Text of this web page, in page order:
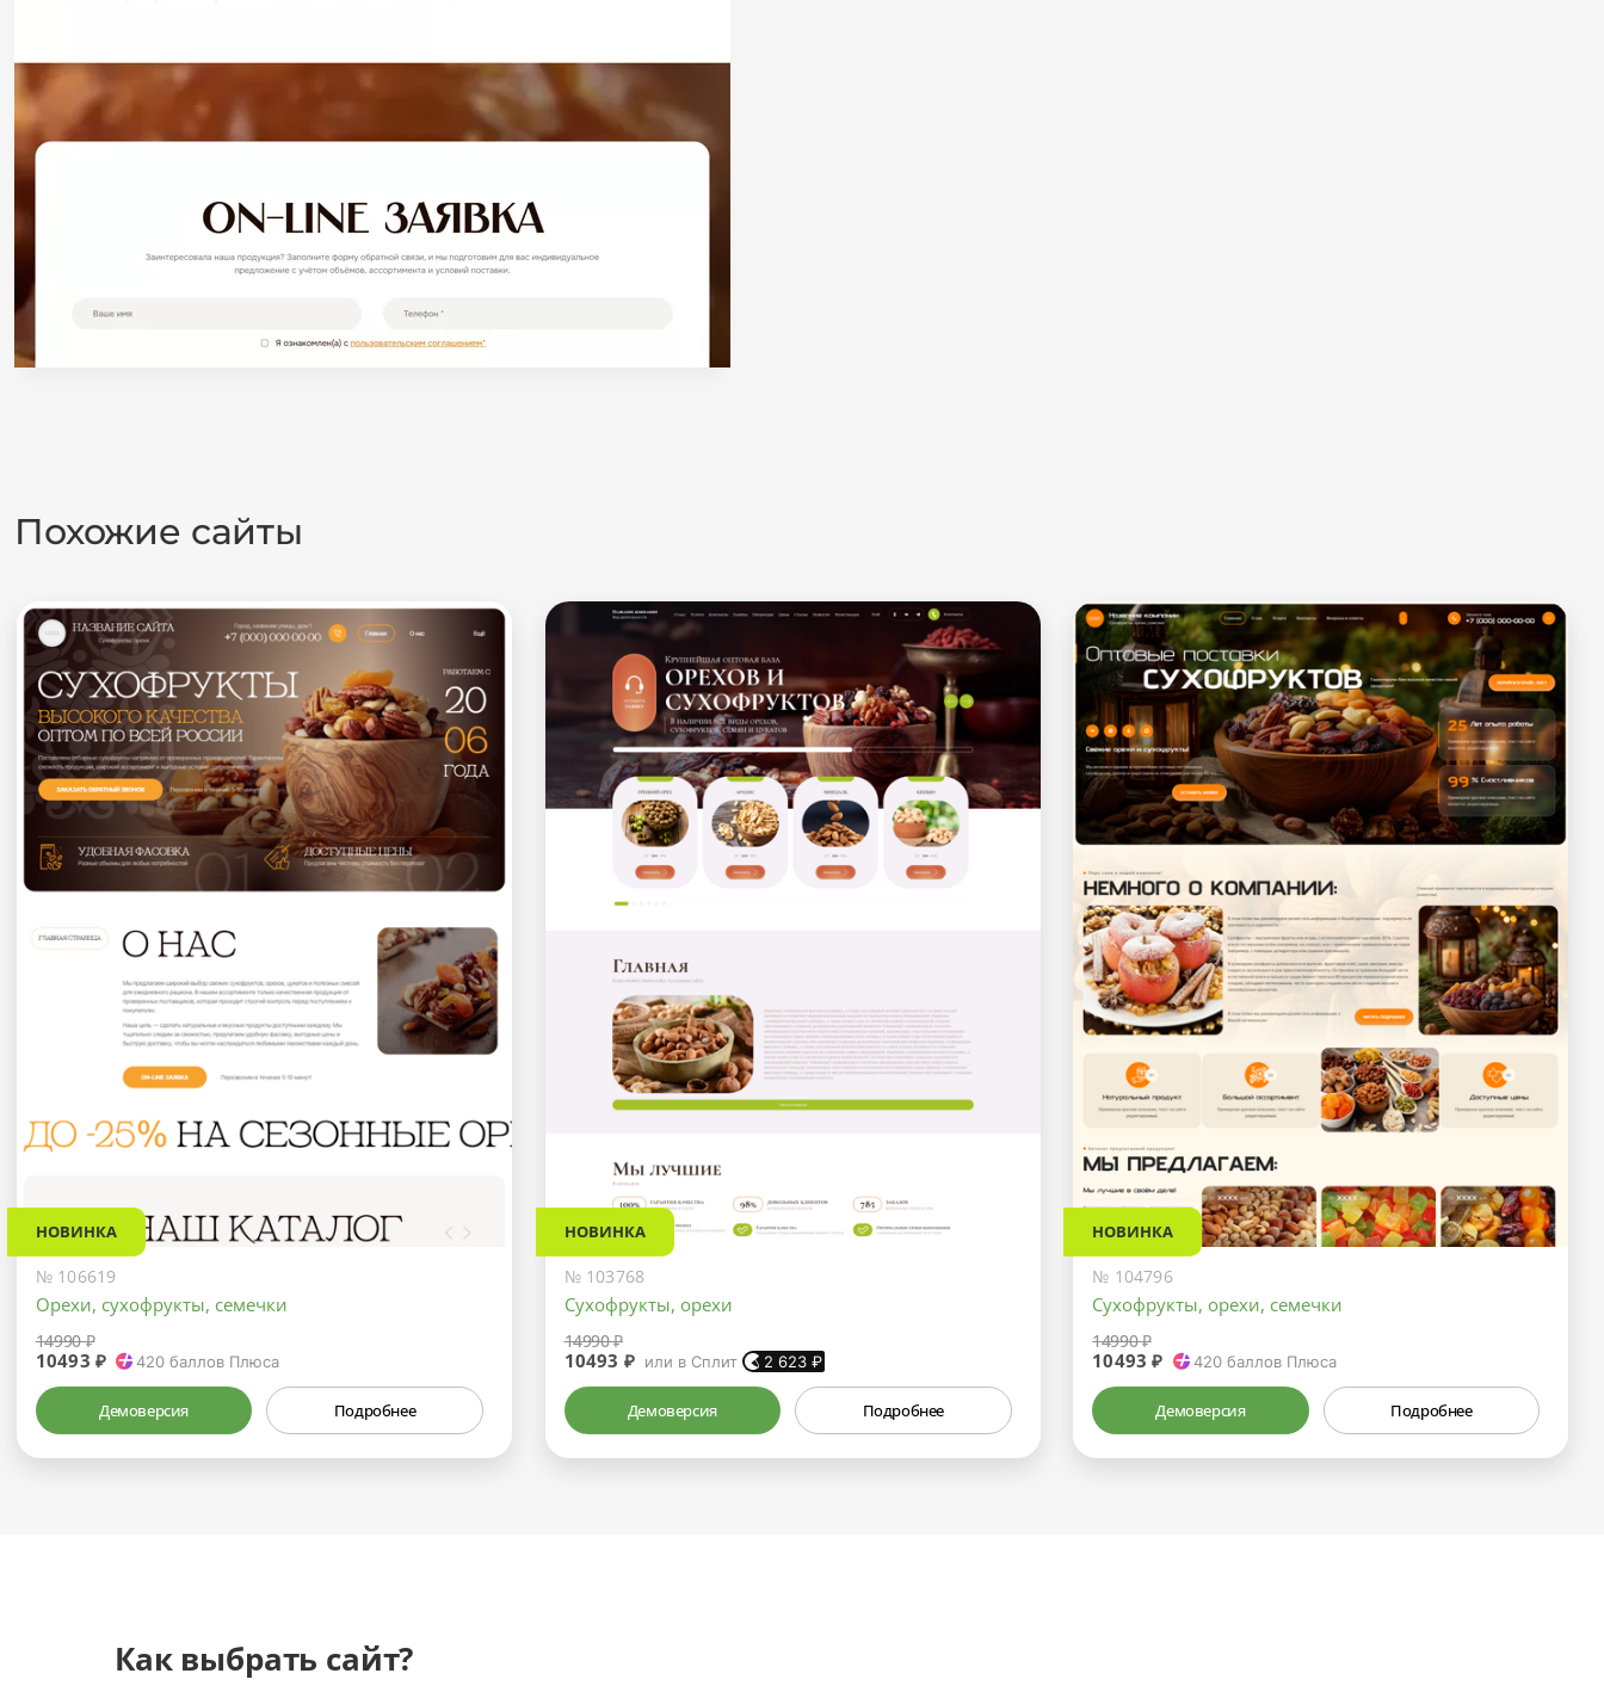
Похожие сайты
НОВИНКА
№ 106619
Орехи, сухофрукты, семечки
14990 ₽
10493 ₽ 420 баллов Плюса
Демоверсия Подробнее
НОВИНКА
№ 103768
Сухофрукты, орехи
14990 ₽
10493 ₽ или в Сплит 2 623₽
Демоверсия Подробнее
НОВИНКА
№ 104796
Сухофрукты, орехи, семечки
14990 ₽
10493 ₽ 420баллов Плюса
Демоверсия Подробнее
Как выбрать сайт?